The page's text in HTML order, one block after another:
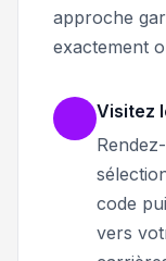
approche
exactement
Visitez
code
vers